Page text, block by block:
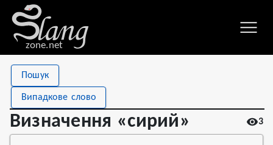
zone.net
Пошук
Випадкове слово
Визначення «сирий» 3
Визначення «сирий»
Stat
Views
Definitions 1